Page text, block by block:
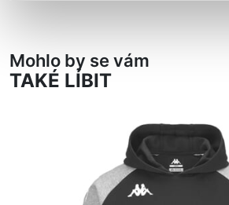
Mohlo by se vám
TAKÉ LÍBIT